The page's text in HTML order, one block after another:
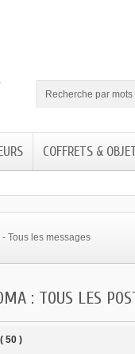
COFFRETS &
- Tous les messages
: TOUS LES
50 )